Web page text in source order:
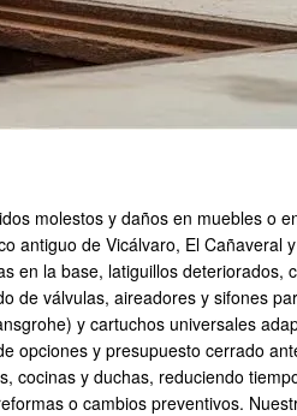
molestos y daños en muebles o
antiguo de Vicálvaro, El Cañaveral
en la base, latiguillos deteriorados,
de válvulas, aireadores y sifones
y cartuchos universales
opciones y presupuesto cerrado
cocinas y duchas, reduciendo
o cambios preventivos.